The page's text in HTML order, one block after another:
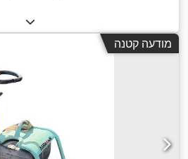
מודעה קטנה